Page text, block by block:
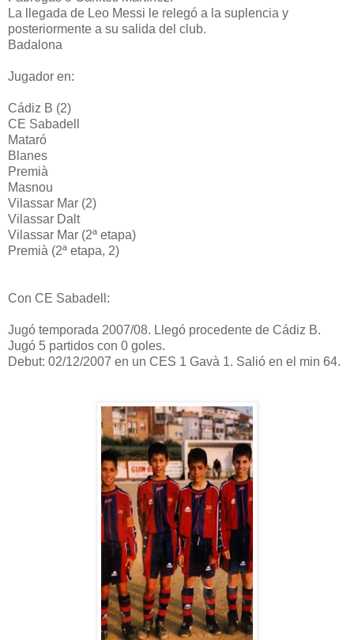
La llegada de Leo Messi le relegó a la suplencia y
posteriormente a su salida del club.
Badalona
Jugador en:
Cádiz B (2)
CE Sabadell
Mataró
Blanes
Premià
Masnou
Vilassar Mar (2)
Vilassar Dalt
Vilassar Mar (2ª etapa)
Premià (2ª etapa, 2)
Con CE Sabadell:
Jugó temporada 2007/08. Llegó procedente de Cádiz B.
Jugó 5 partidos con 0 goles.
Debut: 02/12/2007 en un CES 1 Gavà 1. Salió en el min 64.